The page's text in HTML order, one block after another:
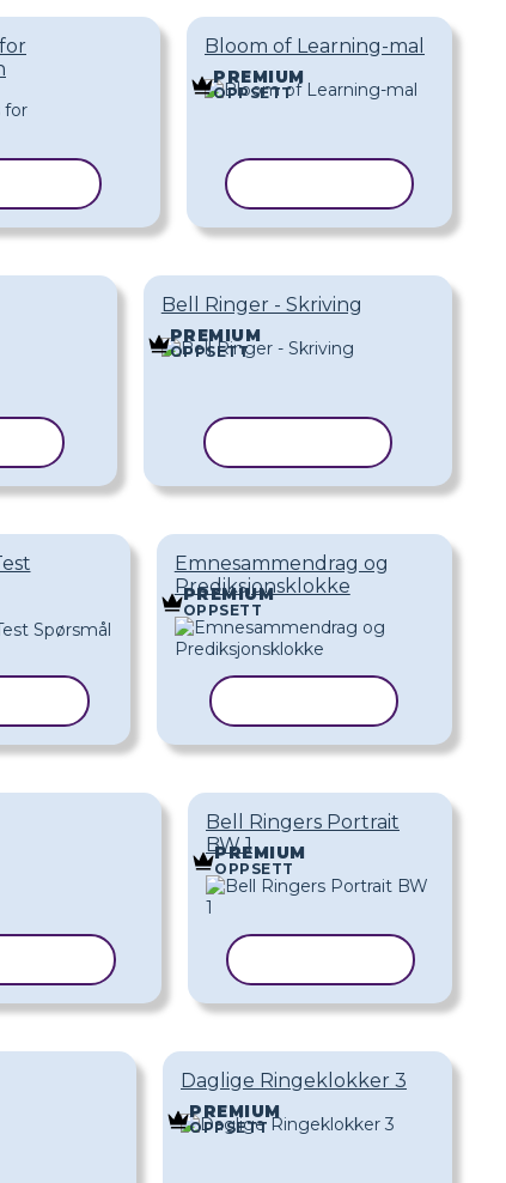
Bloom of Learning-mal
PREMIUM
OPPSETT
Bell Ringer - Skriving
PREMIUM
OPPSETT
Emnesammendrag og
Prediksjonsklokke
PREMIUM
OPPSETT
Bell Ringers Portrait
BW 1
PREMIUM
OPPSETT
Daglige Ringeklokker 3
PREMIUM
OPPSETT